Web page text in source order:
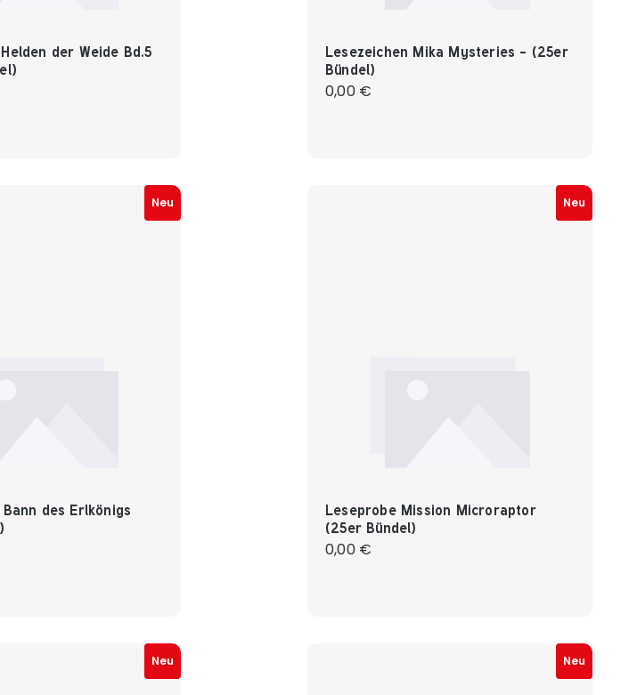
der Weide Bd.5
Lesezeichen Mika Mysteries - (25er
Bündel)
Regulärer Preis:
0,00 €
Neu
des Erlkönigs
Neu
Leseprobe Mission Microraptor
(25er Bündel)
Regulärer Preis:
0,00 €
Neu Neu